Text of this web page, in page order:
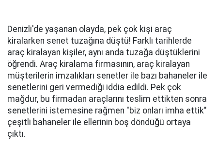
Denizli'de yaşanan olayda, pek çok kişi araç
kiralarken senet tuzağına düştü! Farklı tarihlerde
araç kiralayan kişiler, aynı anda tuzağa düştüklerini
öğrendi. Araç kiralama firmasının, araç kiralayan
müşterilerin imzalıkları senetler ile bazı bahaneler ile
senetlerini geri vermediği iddia edildi. Pek çok
mağdur, bu firmadan araçlarını teslim ettikten sonra
senetlerini istemesine rağmen "biz onları imha ettik"
çeşitli bahaneler ile ellerinin boş döndüğü ortaya
çıktı.